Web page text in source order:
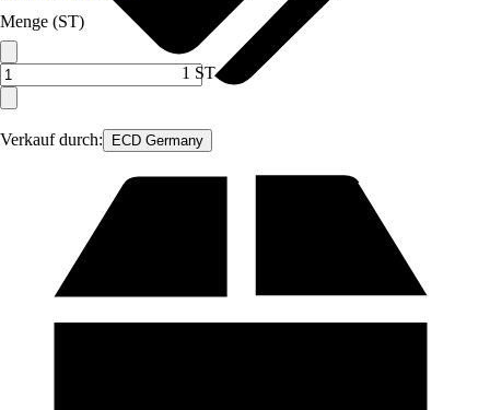
Verkauf durch: ECD Germany
Menge (ST)
1 ST